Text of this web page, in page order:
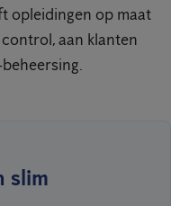
opleidingen op maat
aan klanten
slim